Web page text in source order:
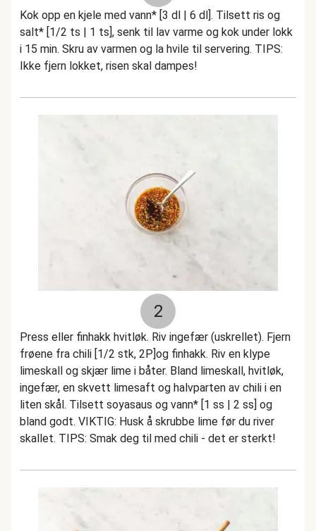
Kok opp en kjele med vann* [3 dl | 6 dl]. Tilsett ris og
salt* [1/2 ts | 1 ts], senk til lav varme og kok under lokk
i 15 min. Skru av varmen og la hvile til servering. TIPS:
Ikke fjern lokket, risen skal dampes!
2
Press eller finhakk hvitløk. Riv ingefær (uskrellet). Fjern
frøene fra chili [1/2 stk, 2P]og finhakk. Riv en klype
limeskall og skjær lime i båter. Bland limeskall, hvitløk,
ingefær, en skvett limesaft og halvparten av chili i en
liten skål. Tilsett soyasaus og vann* [1 ss | 2 ss] og
bland godt. VIKTIG: Husk å skrubbe lime før du river
skallet. TIPS: Smak deg til med chili - det er sterkt!